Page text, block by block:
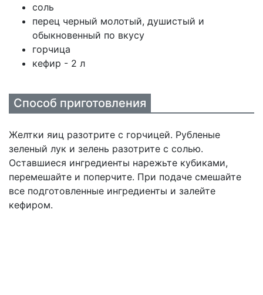
cоль
перец черный молотый, душистый и
обыкновенный по вкусу
горчица
кефир - 2 л
Способ приготовления
Желтки яиц разотрите с горчицей. Рубленые
зеленый лук и зелень разотрите с солью.
Оставшиеся ингредиенты нарежьте кубиками,
перемешайте и поперчите. При подаче смешайте
все подготовленные ингредиенты и залейте
кефиром.